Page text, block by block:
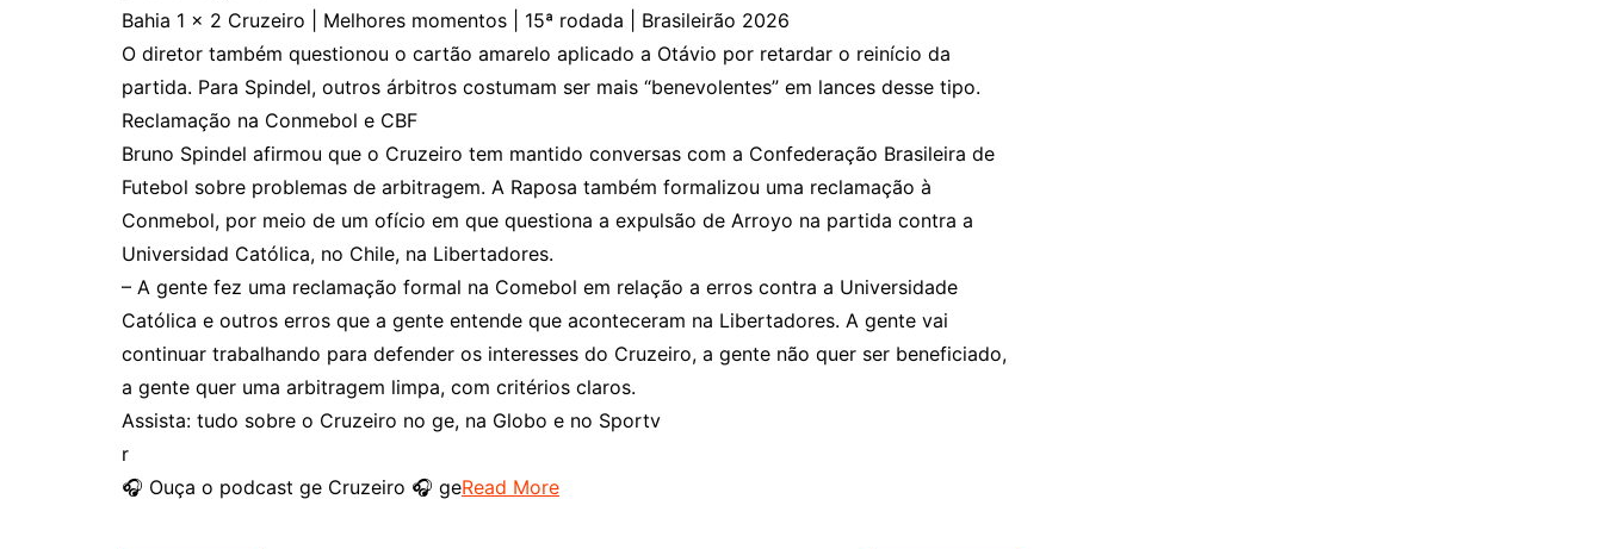
Bahia 1 x 2 Cruzeiro | Melhores momentos | 15ª rodada | Brasileirão 2026
O diretor também questionou o cartão amarelo aplicado a Otávio por retardar o reinício da
partida. Para Spindel, outros árbitros costumam ser mais “benevolentes” em lances desse tipo.
Reclamação na Conmebol e CBF
Bruno Spindel afirmou que o Cruzeiro tem mantido conversas com a Confederação Brasileira de
Futebol sobre problemas de arbitragem. A Raposa também formalizou uma reclamação à
Conmebol, por meio de um ofício em que questiona a expulsão de Arroyo na partida contra a
Universidad Católica, no Chile, na Libertadores.
– A gente fez uma reclamação formal na Comebol em relação a erros contra a Universidade
Católica e outros erros que a gente entende que aconteceram na Libertadores. A gente vai
continuar trabalhando para defender os interesses do Cruzeiro, a gente não quer ser beneficiado,
a gente quer uma arbitragem limpa, com critérios claros.
Assista: tudo sobre o Cruzeiro no ge, na Globo e no Sportv
r
🎧 Ouça o podcast ge Cruzeiro 🎧 geRead More